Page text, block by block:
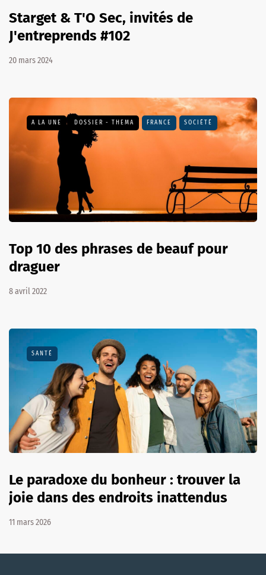
Starget & T'O Sec, invités de
J'entreprends #102
20 mars 2024
A LA UNE DOSSIER - THEMA FRANCE SOCIÉTÉ
Top 10 des phrases de beauf pour
draguer
8 avril 2022
SANTÉ
Le paradoxe du bonheur : trouver la
joie dans des endroits inattendus
11 mars 2026